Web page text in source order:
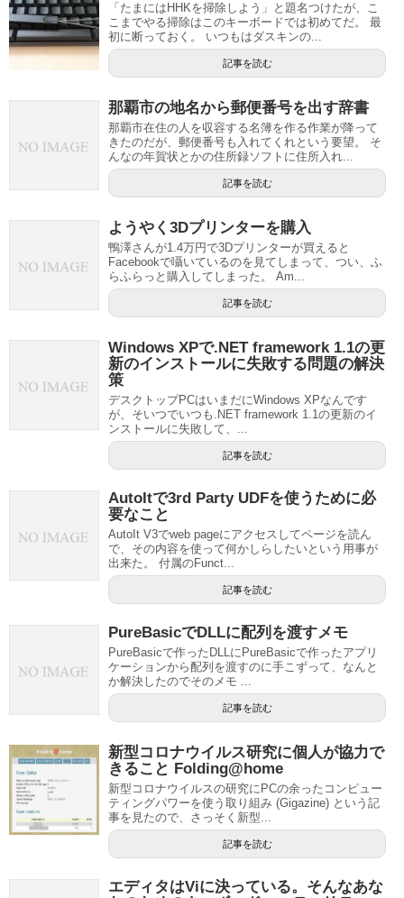
「たまにはHHKを掃除しよう」と題名つけたが、こ
こまでやる掃除はこのキーボードでは初めてだ。 最
初に断っておく。 いつもはダスキンの...
記事を読む
那覇市の地名から郵便番号を出す辞書
那覇市在住の人を収容する名簿を作る作業が降って
きたのだが、郵便番号も入れてくれという要望。 そ
んなの年賀状とかの住所録ソフトに住所入れ...
記事を読む
ようやく3Dプリンターを購入
鴨澤さんが1.4万円で3Dプリンターが買えると
Facebookで囁いているのを見てしまって、つい、ふ
らふらっと購入してしまった。 Am...
記事を読む
Windows XPで.NET framework 1.1の更
新のインストールに失敗する問題の解決
策
デスクトップPCはいまだにWindows XPなんです
が、そいつでいつも.NET framework 1.1の更新のイ
ンストールに失敗して、...
記事を読む
AutoItで3rd Party UDFを使うために必
要なこと
AutoIt V3でweb pageにアクセスしてページを読ん
で、その内容を使って何かしらしたいという用事が
出来た。 付属のFunct...
記事を読む
PureBasicでDLLに配列を渡すメモ
PureBasicで作ったDLLにPureBasicで作ったアプリ
ケーションから配列を渡すのに手こずって、なんと
か解決したのでそのメモ ...
記事を読む
新型コロナウイルス研究に個人が協力で
きること Folding@home
新型コロナウイルスの研究にPCの余ったコンピュー
ティングパワーを使う取り組み (Gigazine) という記
事を見たので、さっそく新型...
記事を読む
エディタはViに決っている。そんなあな